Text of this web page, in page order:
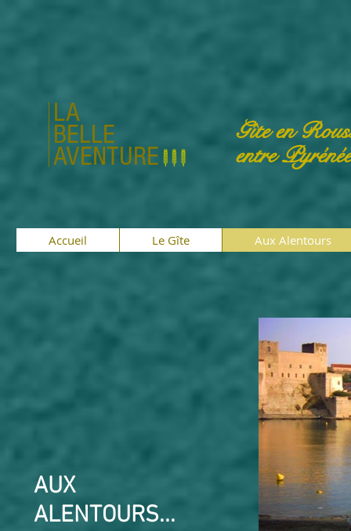
LA
BELLE
AVENTURE
Gîte en
entre
Accueil Le Gîte Aux Alentours
AUX
ALENTOURS...